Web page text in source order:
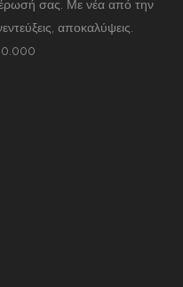
σας. Με νέα από την
αποκαλύψεις.